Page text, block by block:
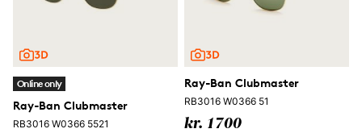
Online only
Ray-Ban Clubmaster
RB3016 W0366 5521
Ray-Ban Clubmaster
RB3016 W0366 51
kr. 1700